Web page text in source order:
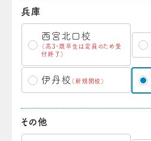
兵庫
西宮北口校
（高3・既卒生は定員のため受
付終了）
伊丹校 （新規開校）
その他